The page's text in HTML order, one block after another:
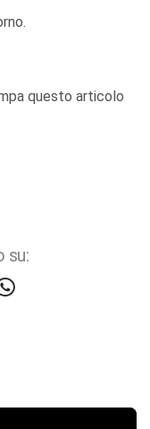
questo articolo
su: